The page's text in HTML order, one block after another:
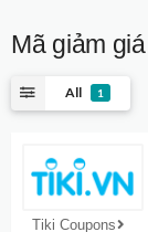
Mã giảm
All 1
Tiki Coupons